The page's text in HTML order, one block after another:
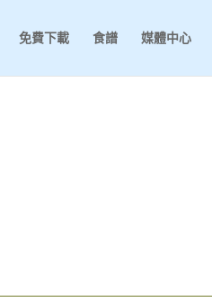
免費下載 食譜 媒體中心